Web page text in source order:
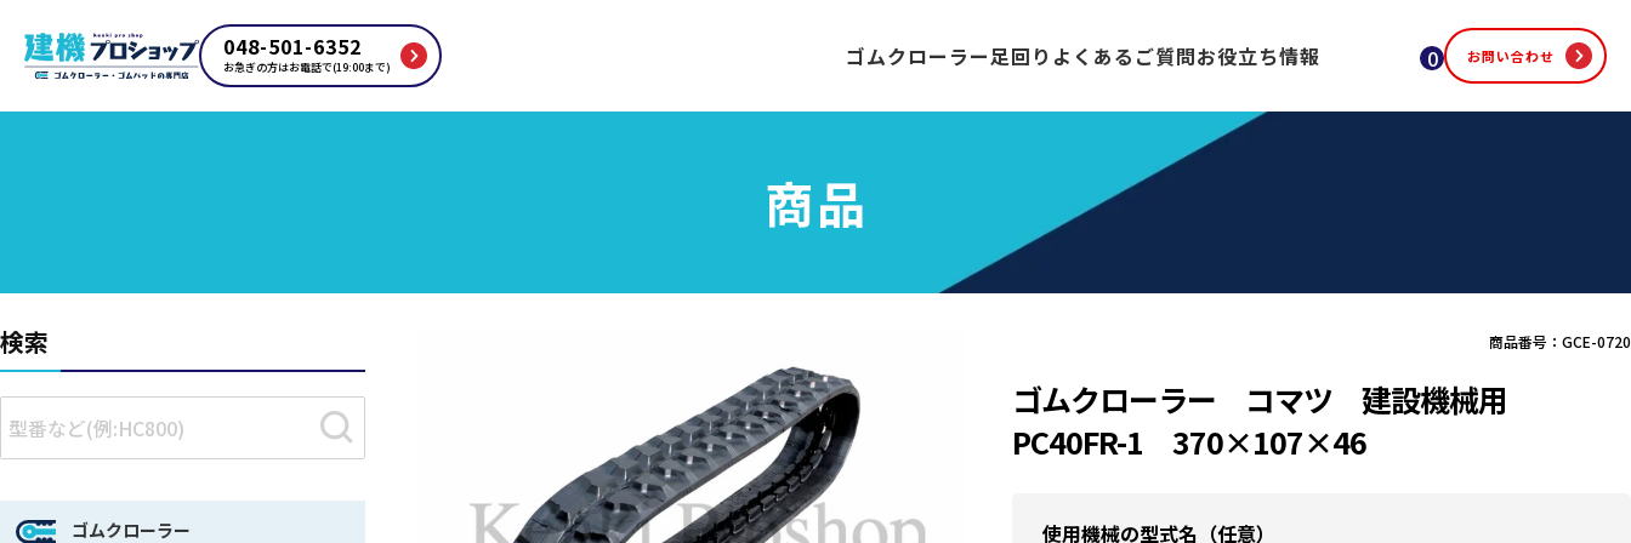
048-501-6352
お急ぎの方はお電話で(19:00まで) ゴムクローラー足回り よくあるご質問お役立ち情報 0 お問い合わせ
商品
商品番号：GCE-0720
ゴムクローラー コマツ 建設機械用
PC40FR-1 370×107×46
使用機械の型式名（任意）
検索
ゴムクローラー